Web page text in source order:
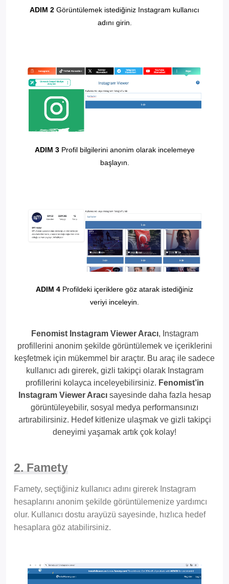
ADIM 2 Görüntülemek istediğiniz Instagram kullanıcı
adını girin.
ADIM 3Profil bilgilerini anonim olarak incelemeye
başlayın.
ADIM 4 Profildeki içeriklere göz atarak istediğiniz
veriyi inceleyin.
Fenomist Instagram Viewer Aracı, Instagram
profillerini anonim şekilde görüntülemek ve içeriklerini
keşfetmek için mükemmel bir araçtır. Bu araç ile sadece
kullanıcı adı girerek, gizli takipçi olarak Instagram
profillerini kolayca inceleyebilirsiniz. Fenomist’in
Instagram Viewer Aracısayesinde daha fazla hesap
görüntüleyebilir, sosyal medya performansınızı
artırabilirsiniz. Hedef kitlenize ulaşmak ve gizli takipçi
deneyimi yaşamak artık çok kolay!
2. Famety
Famety, seçtiğiniz kullanıcı adını girerek Instagram
hesaplarını anonim şekilde görüntülemenize yardımcı
olur. Kullanıcı dostu arayüzü sayesinde, hızlıca hedef
hesaplara göz atabilirsiniz.